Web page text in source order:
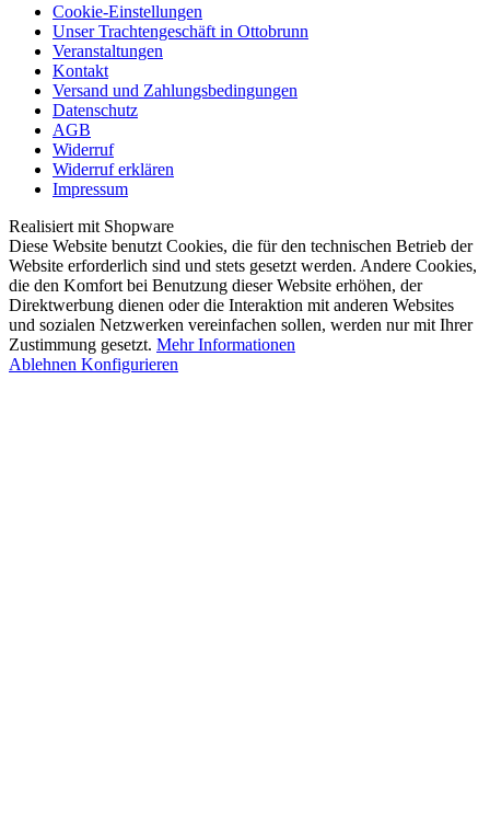
Cookie-Einstellungen
Unser Trachtengeschäft in Ottobrunn
Veranstaltungen
Kontakt
Versand und Zahlungsbedingungen
Datenschutz
AGB
Widerruf
Widerruf erklären
Impressum
Realisiert mit Shopware
Diese Website benutzt Cookies, die für den technischen Betrieb der
Website erforderlich sind und stets gesetzt werden. Andere Cookies,
die den Komfort bei Benutzung dieser Website erhöhen, der
Direktwerbung dienen oder die Interaktion mit anderen Websites
und sozialen Netzwerken vereinfachen sollen, werden nur mit Ihrer
Zustimmung gesetzt. Mehr Informationen
Ablehnen Konfigurieren